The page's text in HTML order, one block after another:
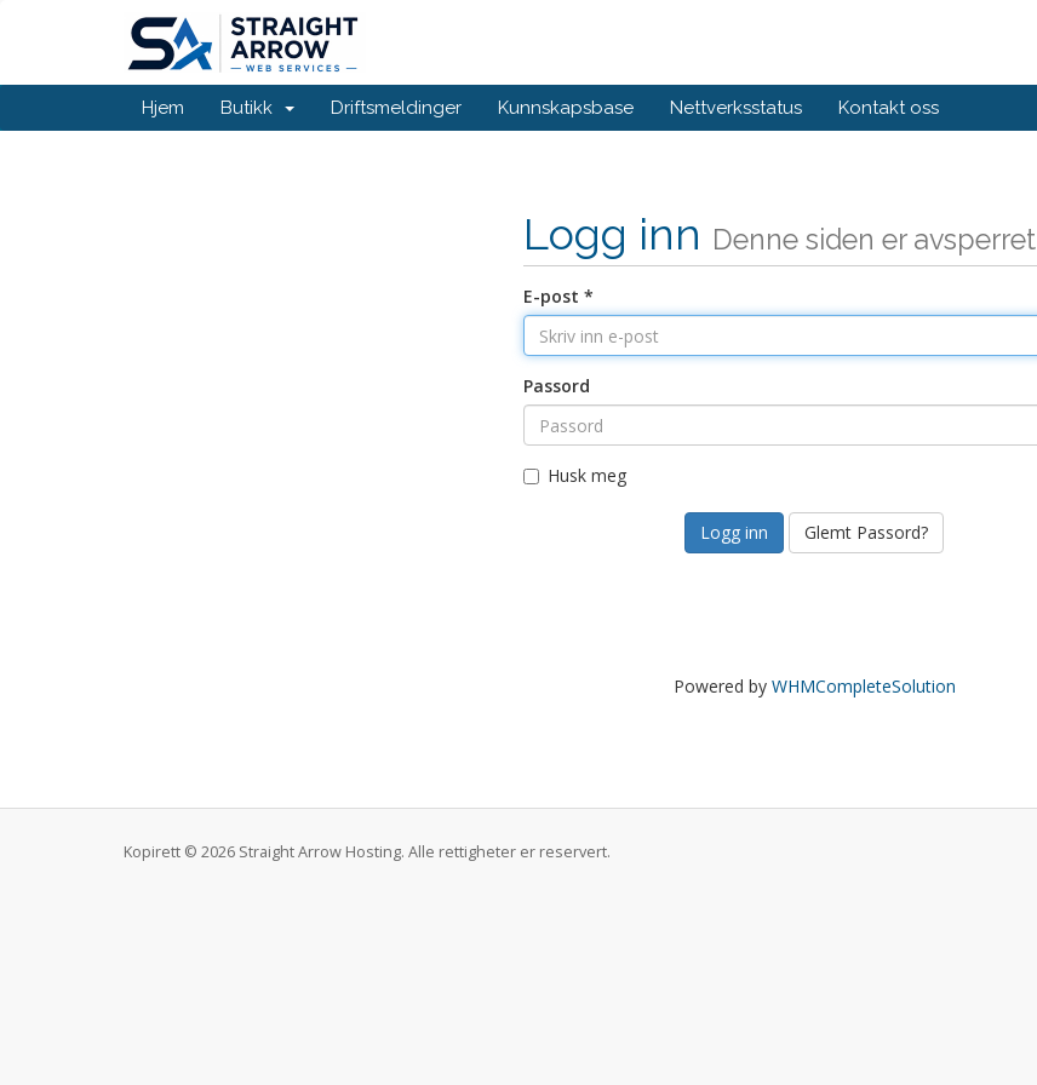
Hjem Butikk Driftsmeldinger Kunnskapsbase Nettverksstatus Kontakt oss
Logg inn Denne siden er avsperret
E-post *
Passord
Husk meg
Glemt Passord?
Powered by WHMCompleteSolution
Kopirett © 2026 Straight Arrow Hosting. Alle rettigheter er reservert.